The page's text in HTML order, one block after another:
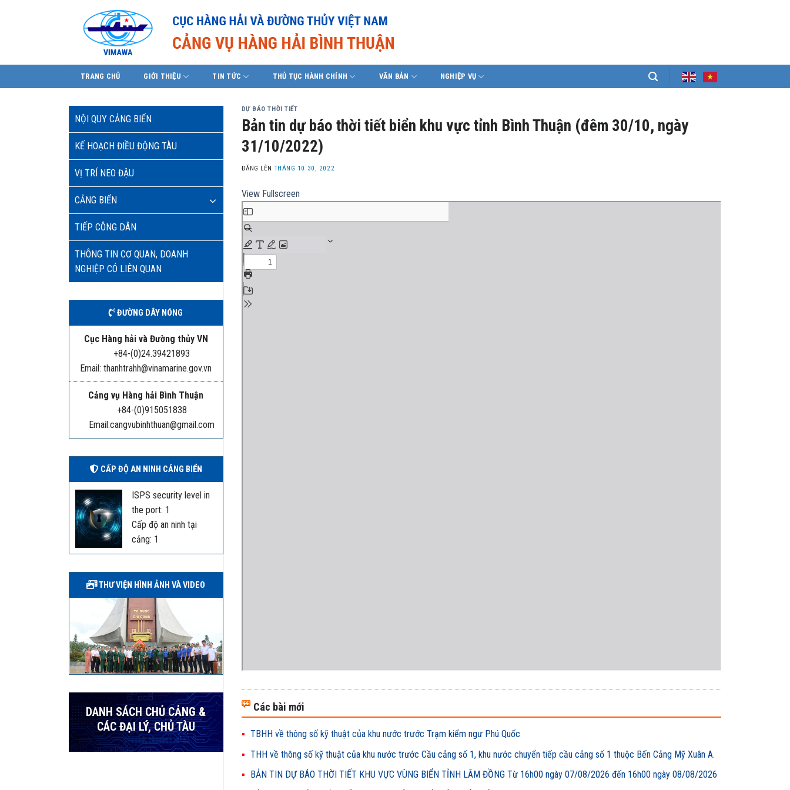
TRANG CHỦ GIỚI THIỆU TIN TỨC THỦ TỤC HÀNH CHÍNH VĂN BẢN NGHIỆP VỤ
NỘI QUY CẢNG BIỂN
KẾ HOẠCH ĐIỀU ĐỘNG TÀU
VỊ TRÍ NEO ĐẬU
CẢNG BIỂN
TIẾP CÔNG DÂN
THÔNG TIN CƠ QUAN, DOANH
NGHIỆP CÓ LIÊN QUAN
ĐƯỜNG DÂY NÓNG
Cục Hàng hải và Đường thủy VN
+84-(0)24.39421893
Email: thanhtrahh@vinamarine.gov.vn
Cảng vụ Hàng hải Bình Thuận
+84-(0)915051838
Email:cangvubinhthuan@gmail.com
CẤP ĐỘ AN NINH CẢNG BIỂN
ISPS security level in
the port: 1
Cấp độ an ninh tại
cảng: 1
THƯ VIỆN HÌNH ẢNH VÀ VIDEO
DANH SÁCH CHỦ CẢNG &
CÁC ĐẠI LÝ, CHỦ TÀU
DỰ BÁO THỜI TIẾT
Bản tin dự báo thời tiết biển khu vực tỉnh Bình Thuận (đêm 30/10, ngày
31/10/2022)
ĐĂNG LÊN THÁNG 10 30, 2022
View Fullscreen
Các bài mới
TBHH về thông số kỹ thuật của khu nước trước Trạm kiểm ngư Phú Quốc
THH về thông số kỹ thuật của khu nước trước Cầu cảng số 1, khu nước chuyển tiếp cầu cảng số 1 thuộc Bến Cảng Mỹ Xuân A.
BẢN TIN DỰ BÁO THỜI TIẾT KHU VỰC VÙNG BIỂN TỈNH LÂM ĐỒNG Từ 16h00 ngày 07/08/2026 đến 16h00 ngày 08/08/2026